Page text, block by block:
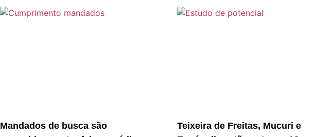
Mandados de busca são
Teixeira de Freitas, Mucuri e